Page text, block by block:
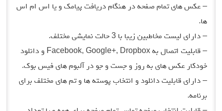
– عکس های تمام صفحه در هنگام دریافت پیامک و یا اس ام اس
ها.
– دارای لیست مخاطبین زیبا با 3 حالت نمایشی مختلف.
– قابلیت اتصال به Facebook, Google+, Dropbox و دانلود
خودکار عکس های به روز و جست و جو در آلبوم های فیس بوک.
– دارای قابلیت دانلود و انتخاب پوسته ها و تم های مختلف برای
برنامه.